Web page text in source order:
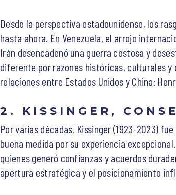
Desde la perspectiva estadounidense, los
hasta ahora. En Venezuela, el arrojo
Irán desencadenó una guerra costosa y
diferente por razones históricas, culturales y
relaciones entre Estados Unidos y China:
2. KISSINGER,
Por varias décadas, Kissinger (1923-2023)
buena medida por su experiencia
quienes generó confianzas y acuerdos
apertura estratégica y el posicionamiento